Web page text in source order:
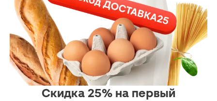
Скидка 25% на первый